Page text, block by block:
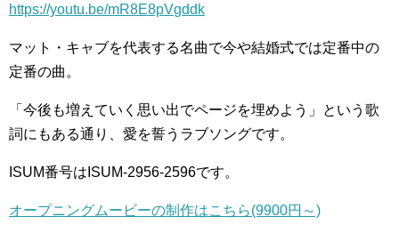
https://youtu.be/mR8E8pVgddk
マット・キャブを代表する名曲で今や結婚式では定番中の
定番の曲。
「今後も増えていく思い出でページを埋めよう」という歌
詞にもある通り、愛を誓うラブソングです。
ISUM番号はISUM-2956-2596です。
オープニングムービーの制作はこちら(9900円～)